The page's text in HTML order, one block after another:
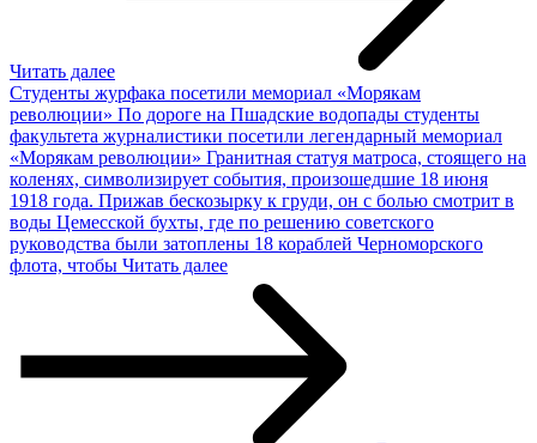
Читать далее
Студенты журфака посетили мемориал «Морякам
революции» По дороге на Пшадские водопады студенты
факультета журналистики посетили легендарный мемориал
«Морякам революции» Гранитная статуя матроса, стоящего на
коленях, символизирует события, произошедшие 18 июня
1918 года. Прижав бескозырку к груди, он с болью смотрит в
воды Цемесской бухты, где по решению советского
руководства были затоплены 18 кораблей Черноморского
флота, чтобы Читать далее